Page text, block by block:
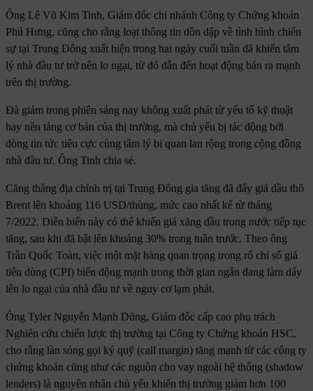
Ông Lê Vũ Kim Tinh, Giám đốc chi nhánh Công ty Chứng khoán
Phú Hưng, cũng cho rằng loạt thông tin dồn dập về tình hình chiến
sự tại Trung Đông xuất hiện trong hai ngày cuối tuần đã khiến tâm
lý nhà đầu tư trở nên lo ngại, từ đó dẫn đến hoạt động bán ra mạnh
trên thị trường.
Đà giảm trong phiên sáng nay không xuất phát từ yếu tố kỹ thuật
hay nền tảng cơ bản của thị trường, mà chủ yếu bị tác động bởi
dòng tin tức tiêu cực cùng tâm lý bi quan lan rộng trong cộng đồng
nhà đầu tư. Ông Tinh chia sẻ.
Căng thẳng địa chính trị tại Trung Đông gia tăng đã đẩy giá dầu thô
Brent lên khoảng 116 USD/thùng, mức cao nhất kể từ tháng
7/2022. Diễn biến này có thể khiến giá xăng dầu trong nước tiếp tục
tăng, sau khi đã bật lên khoảng 30% trong tuần trước. Theo ông
Trần Quốc Toàn, việc một mặt hàng quan trọng trong rổ chỉ số giá
tiêu dùng (CPI) biến động mạnh trong thời gian ngắn đang làm dấy
lên lo ngại của nhà đầu tư về nguy cơ lạm phát.
Ông Tyler Nguyễn Mạnh Dũng, Giám đốc cấp cao phụ trách
Nghiên cứu chiến lược thị trường tại Công ty Chứng khoán HSC,
cho rằng làn sóng gọi ký quỹ (call margin) tăng mạnh từ các công ty
chứng khoán cũng như các nguồn cho vay ngoài hệ thống (shadow
lenders) là nguyên nhân chủ yếu khiến thị trường giảm hơn 100